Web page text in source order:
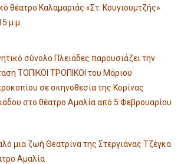
θέατρο Καλαμαριάς «Στ. Κουγιουμτζής»
μ.μ.
σύνολο Πλειάδες παρουσιάζει την
ΤΟΠΙΚΟΙ ΤΡΟΠΙΚΟΙ του Μάριου
σε σκηνοθεσία της Κορίνας
στο θέατρο Αμαλία από 5 Φεβρουαρίου
μια ζωή Θεατρίνα της Στεργιάνας Τζέγκα
Αμαλία